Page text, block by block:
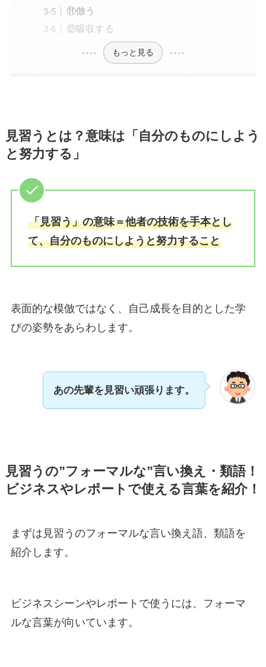
⑪倣う
⑫吸収する
もっと見る
見習うとは？意味は「自分のものにしよう
と努力する」
「見習う」の意味＝他者の技術を手本とし
て、自分のものにしようと努力すること
表面的な模倣ではなく、自己成長を目的とした学
びの姿勢をあらわします。
あの先輩を見習い頑張ります。
見習うの”フォーマルな”言い換え・類語！
ビジネスやレポートで使える言葉を紹介！
まずは見習うのフォーマルな言い換え語、類語を
紹介します。
ビジネスシーンやレポートで使うには、フォーマ
ルな言葉が向いています。